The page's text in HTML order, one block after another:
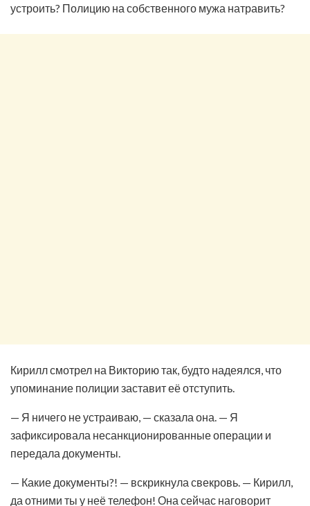
устроить? Полицию на собственного мужа натравить?
Кирилл смотрел на Викторию так, будто надеялся, что
упоминание полиции заставит её отступить.
— Я ничего не устраиваю, — сказала она. — Я
зафиксировала несанкционированные операции и
передала документы.
— Какие документы?! — вскрикнула свекровь. — Кирилл,
да отними ты у неё телефон! Она сейчас наговорит